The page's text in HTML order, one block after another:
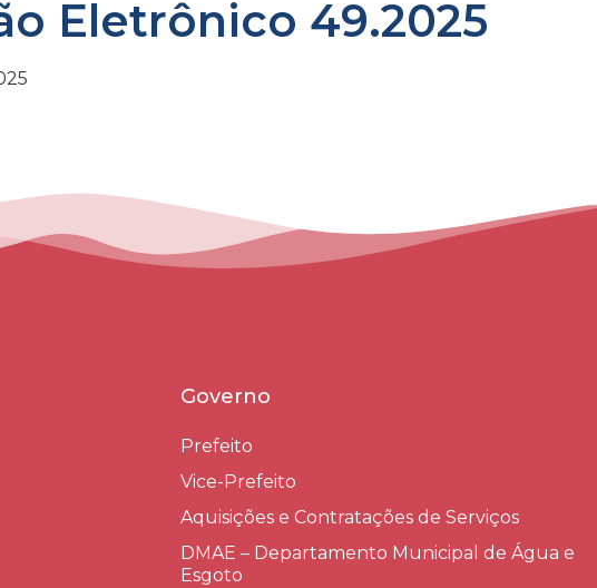
Eletrônico 49.2025
Governo
Prefeito
Vice-Prefeito
Aquisições e Contratações de Serviços​
DMAE – Departamento Municipal de Água e
Esgoto